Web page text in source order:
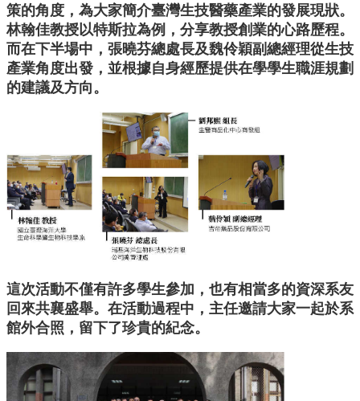
資
高
中
生
專
學
部
碩
博
士
系
友
會
動
態
常
用
策的角度，為大家簡介臺灣生技醫藥產業的發展現狀。
林翰佳教授以特斯拉為例，分享教授創業的心路歷程。
而在下半場中，張曉芬總處長及魏伶穎副總經理從生技
產業角度出發，並根據自身經歷提供在學學生職涯規劃
的建議及方向。
這次活動不僅有許多學生參加，也有相當多的資深系友
回來共襄盛舉。在活動過程中，主任邀請大家一起於系
館外合照，留下了珍貴的紀念。